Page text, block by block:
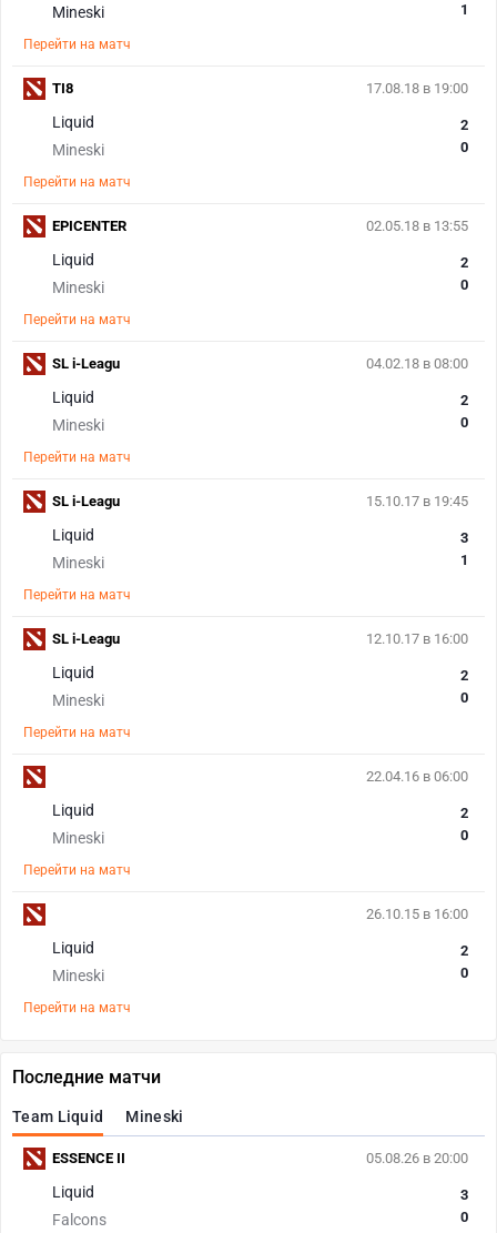
Mineski
1
Перейти на матч
17.08.18 в 19:00
Liquid
Mineski
2
0
Перейти на матч
TI8
02.05.18 в 13:55
Liquid
Mineski
2
0
Перейти на матч
EPICENTER
04.02.18 в 08:00
Liquid
Mineski
2
0
Перейти на матч
SL i-Leagu
15.10.17 в 19:45
Liquid
Mineski
3
1
Перейти на матч
SL i-Leagu
12.10.17 в 16:00
Liquid
Mineski
2
0
Перейти на матч
SL i-Leagu
22.04.16 в 06:00
Liquid
Mineski
2
0
Перейти на матч
26.10.15 в 16:00
Liquid
Mineski
2
0
Перейти на матч
Последние матчи
Team Liquid Mineski
05.08.26 в 20:00
Liquid
Falcons
3
0
ESSENCE II